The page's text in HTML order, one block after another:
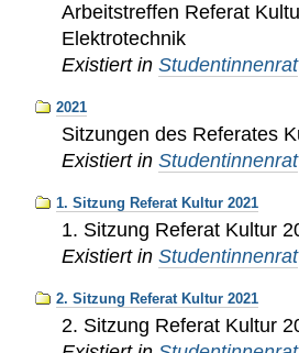
Arbeitstreffen Referat
Elektrotechnik
Existiert in Studentinnenrat
2021
Sitzungen des Referates
Existiert in Studentinnenrat
1. Sitzung Referat Kultur 2021
1. Sitzung Referat Kultur
Existiert in Studentinnenrat
2. Sitzung Referat Kultur 2021
2. Sitzung Referat Kultur